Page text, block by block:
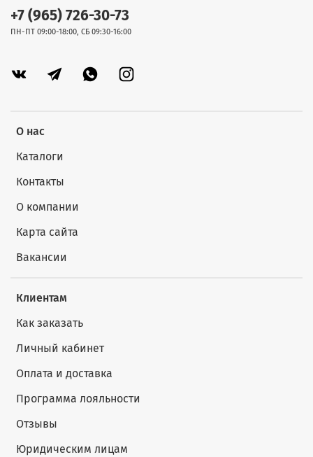
О нас
Каталоги
Контакты
О компании
Карта сайта
Вакансии
Клиентам
Как заказать
Личный кабинет
Оплата и доставка
Программа лояльности
Отзывы
Юридическим лицам
+7 (965) 726-30-73
ПН-ПТ 09:00-18:00, СБ 09:30-16:00